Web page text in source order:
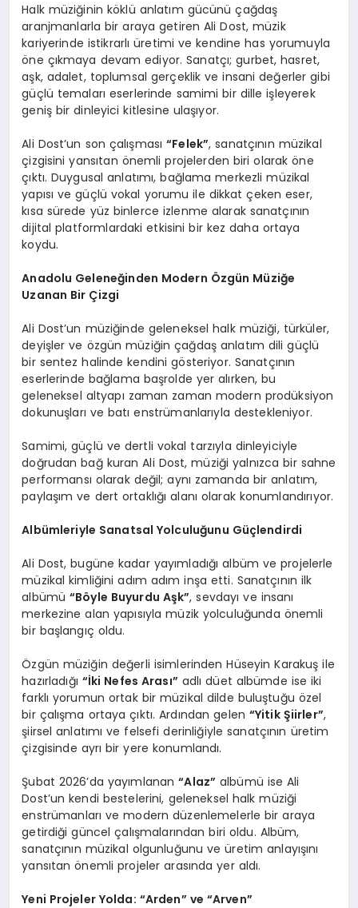
Halk müziğinin köklü anlatım gücünü çağdaş
aranjmanlarla bir araya getiren Ali Dost, müzik
kariyerinde istikrarlı üretimi ve kendine has yorumuyla
öne çıkmaya devam ediyor. Sanatçı; gurbet, hasret,
aşk, adalet, toplumsal gerçeklik ve insani değerler gibi
güçlü temaları eserlerinde samimi bir dille işleyerek
geniş bir dinleyici kitlesine ulaşıyor.
Ali Dost’un son çalışması“Felek”, sanatçının müzikal
çizgisini yansıtan önemli projelerden biri olarak öne
çıktı. Duygusal anlatımı, bağlama merkezli müzikal
yapısı ve güçlü vokal yorumu ile dikkat çeken eser,
kısa sürede yüz binlerce izlenme alarak sanatçının
dijital platformlardaki etkisini bir kez daha ortaya
koydu.
Anadolu Geleneğinden Modern Özgün Müziğe
Uzanan Bir Çizgi
Ali Dost’un müziğinde geleneksel halk müziği, türküler,
deyişler ve özgün müziğin çağdaş anlatım dili güçlü
bir sentez halinde kendini gösteriyor. Sanatçının
eserlerinde bağlama başrolde yer alırken, bu
geleneksel altyapı zaman zaman modern prodüksiyon
dokunuşları ve batı enstrümanlarıyla destekleniyor.
Samimi, güçlü ve dertli vokal tarzıyla dinleyiciyle
doğrudan bağ kuran Ali Dost, müziği yalnızca bir sahne
performansı olarak değil; aynı zamanda bir anlatım,
paylaşım ve dert ortaklığı alanı olarak konumlandırıyor.
Albümleriyle Sanatsal Yolculuğunu Güçlendirdi
Ali Dost, bugüne kadar yayımladığı albüm ve projelerle
müzikal kimliğini adım adım inşa etti. Sanatçının ilk
albümü“Böyle Buyurdu Aşk”, sevdayı ve insanı
merkezine alan yapısıyla müzik yolculuğunda önemli
bir başlangıç oldu.
Özgün müziğin değerli isimlerinden Hüseyin Karakuş ile
hazırladığı “İki Nefes Arası” adlı düet albümde ise iki
farklı yorumun ortak bir müzikal dilde buluştuğu özel
bir çalışma ortaya çıktı. Ardından gelen “Yitik Şiirler”,
şiirsel anlatımı ve felsefi derinliğiyle sanatçının üretim
çizgisinde ayrı bir yere konumlandı.
Şubat 2026’da yayımlanan“Alaz” albümü ise Ali
Dost’un kendi bestelerini, geleneksel halk müziği
enstrümanları ve modern düzenlemelerle bir araya
getirdiği güncel çalışmalarından biri oldu. Albüm,
sanatçının müzikal olgunluğunu ve üretim anlayışını
yansıtan önemli projeler arasında yer aldı.
Yeni Projeler Yolda: “Arden” ve “Arven”